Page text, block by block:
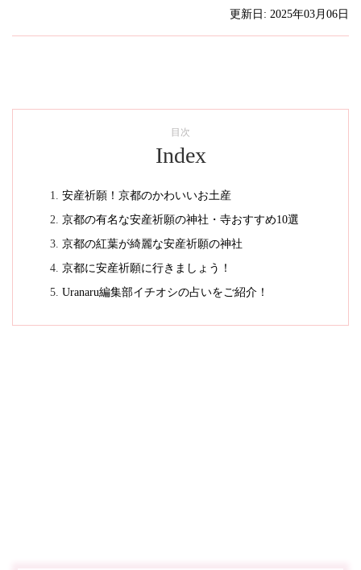
更新日: 2025年03月06日
目次
Index
安産祈願！京都のかわいいお土産
京都の有名な安産祈願の神社・寺おすすめ10選
京都の紅葉が綺麗な安産祈願の神社
京都に安産祈願に行きましょう！
Uranaru編集部イチオシの占いをご紹介！